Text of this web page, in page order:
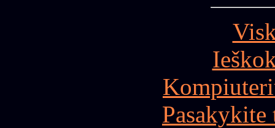
Pasakykite